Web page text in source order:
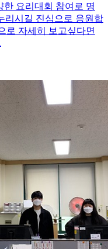
요리대회 참여로 명
리시길 진심으로 응원합
로 자세히 보고싶다면